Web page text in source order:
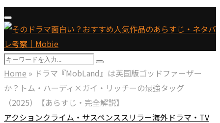
Primary
Menu
Search
for:
Search
Home » ドラマ『MobLand』は英国版ゴッドファーザー
か？トム・ハーディ×ガイ・リッチーの最強タッグ
（2025）【あらすじ・完全解説】
アクションクライム・サスペンススリラー海外ドラマ・TV